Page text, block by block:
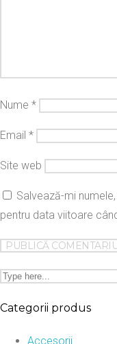
Nume *
Email *
Site web
Salvează-mi
pentru data viitoare
Categorii produs
Accesorii